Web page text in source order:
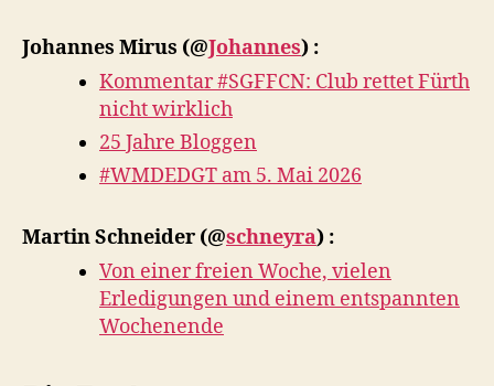
Johannes Mirus (@Johannes) :
Kommentar #SGFFCN: Club rettet Fürth
nicht wirklich
25 Jahre Bloggen
#WMDEDGT am 5. Mai 2026
Martin Schneider (@schneyra) :
Von einer freien Woche, vielen
Erledigungen und einem entspannten
Wochenende